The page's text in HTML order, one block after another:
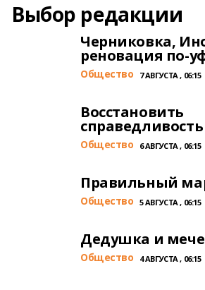
Выбор редакции
Черниковка,
реновация по-
Общество 7 АВГУСТА , 06:15
Восстановить
справедливость
Общество 6 АВГУСТА , 06:15
Правильный
Общество 5 АВГУСТА , 06:15
Дедушка и
Общество 4 АВГУСТА , 06:15